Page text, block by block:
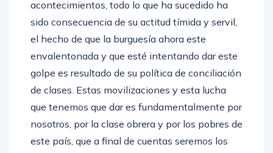
acontecimientos, todo lo que ha sucedido ha
sido consecuencia de su actitud tímida y servil,
el hecho de que la burguesía ahora este
envalentonada y que esté intentando dar este
golpe es resultado de su política de conciliación
de clases. Estas movilizaciones y esta lucha
que tenemos que dar es fundamentalmente por
nosotros, por la clase obrera y por los pobres de
este país, que a final de cuentas seremos los